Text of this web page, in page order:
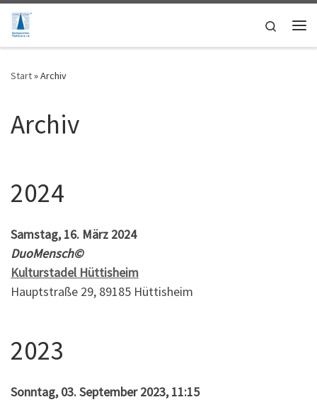
Zum Inhalt springen Search
Start»Archiv
Archiv
2024
Samstag, 16. März 2024
DuoMensch©
Kulturstadel Hüttisheim
Hauptstraße 29, 89185 Hüttisheim
2023
Sonntag, 03. September 2023, 11:15